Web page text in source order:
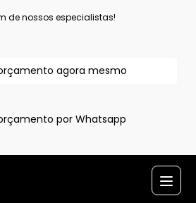
de nossos especialistas!
agora mesmo
por Whatsapp